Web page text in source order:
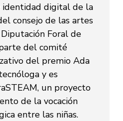
identidad digital de la
consejo de las artes
Foral de
del comité
del premio Ada
y es
un proyecto
de la vocación
entre las niñas.